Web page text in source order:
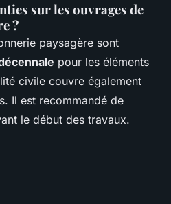
sur les ouvrages de
?
paysagère sont
pour les éléments
civile couvre également
Il est recommandé de
le début des travaux.